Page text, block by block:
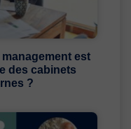
est
des cabinets
?